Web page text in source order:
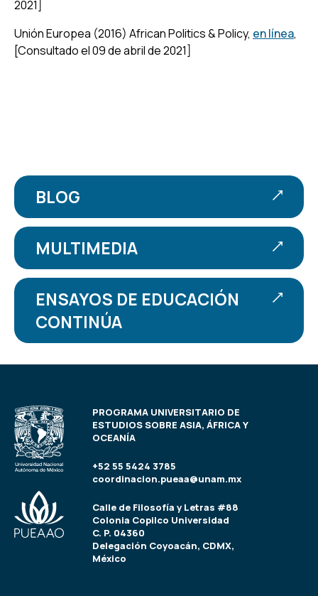
2021]
Unión Europea (2016) African Politics & Policy, en línea,
[Consultado el 09 de abril de 2021]
BLOG
MULTIMEDIA
ENSAYOS DE EDUCACIÓN
CONTINÚA
PROGRAMA UNIVERSITARIO DE
ESTUDIOS SOBRE ASIA, ÁFRICA Y
OCEANÍA
+52 55 5424 3785
coordinacion.pueaa@unam.mx
Calle de Filosofía y Letras #88
Colonia Copilco Universidad
C. P. 04360
Delegación Coyoacán, CDMX,
México